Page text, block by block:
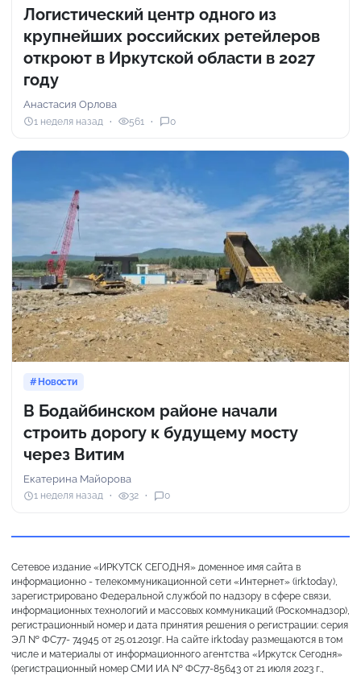
Логистический центр одного из
крупнейших российских ретейлеров
откроют в Иркутской области в 2027
году
Анастасия Орлова
1 неделя назад 561 0
Новости
В Бодайбинском районе начали
строить дорогу к будущему мосту
через Витим
Екатерина Майорова
1 неделя назад 32 0
Сетевое издание «ИРКУТСК СЕГОДНЯ» доменное имя сайта в
информационно - телекоммуникационной сети «Интернет» (irk.today),
зарегистрировано Федеральной службой по надзору в сфере связи,
информационных технологий и массовых коммуникаций (Роскомнадзор),
регистрационный номер и дата принятия решения о регистрации: серия
ЭЛ № ФС77- 74945 от 25.01.2019г. На сайте irk.today размещаются в том
числе и материалы от информационного агентства «Иркутск Сегодня»
(регистрационный номер СМИ ИА № ФС77-85643 от 21 июля 2023 г.,